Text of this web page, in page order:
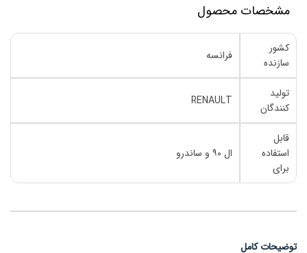
مشخصات محصول
کشور
سازنده
فرانسه
تولید
کنندگان
RENAULT
قابل
استفاده
برای
ال ۹۰ و ساندرو
توضیحات کامل